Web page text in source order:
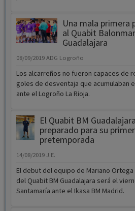
Una mala primera
al Quabit
Guadalajara
08/09/2019 ADG Logroño
Los alcarreños no fueron capaces de
goles de desventaja que acumulaban
ante el Logroño La Rioja.
El Quabit BM
preparado para su
pretemporada
14/08/2019 J.E.
El debut del equipo de Mariano
del Quabit BM Guadalajara será el
Santamaría ante el Ikasa BM Madrid.